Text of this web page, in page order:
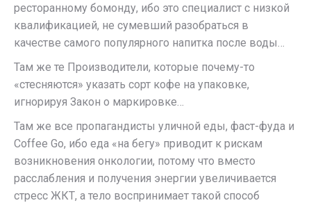
ресторанному бомонду, ибо это специалист с низкой
квалификацией, не сумевший разобраться в
качестве самого популярного напитка после воды…
Там же те Производители, которые почему-то
«стесняются» указать сорт кофе на упаковке,
игнорируя Закон о маркировке…
Там же все пропагандисты уличной еды, фаст-фуда и
Coffee Go, ибо еда «на бегу» приводит к рискам
возникновения онкологии, потому что вместо
расслабления и получения энергии увеличивается
стресс ЖКТ, а тело воспринимает такой способ